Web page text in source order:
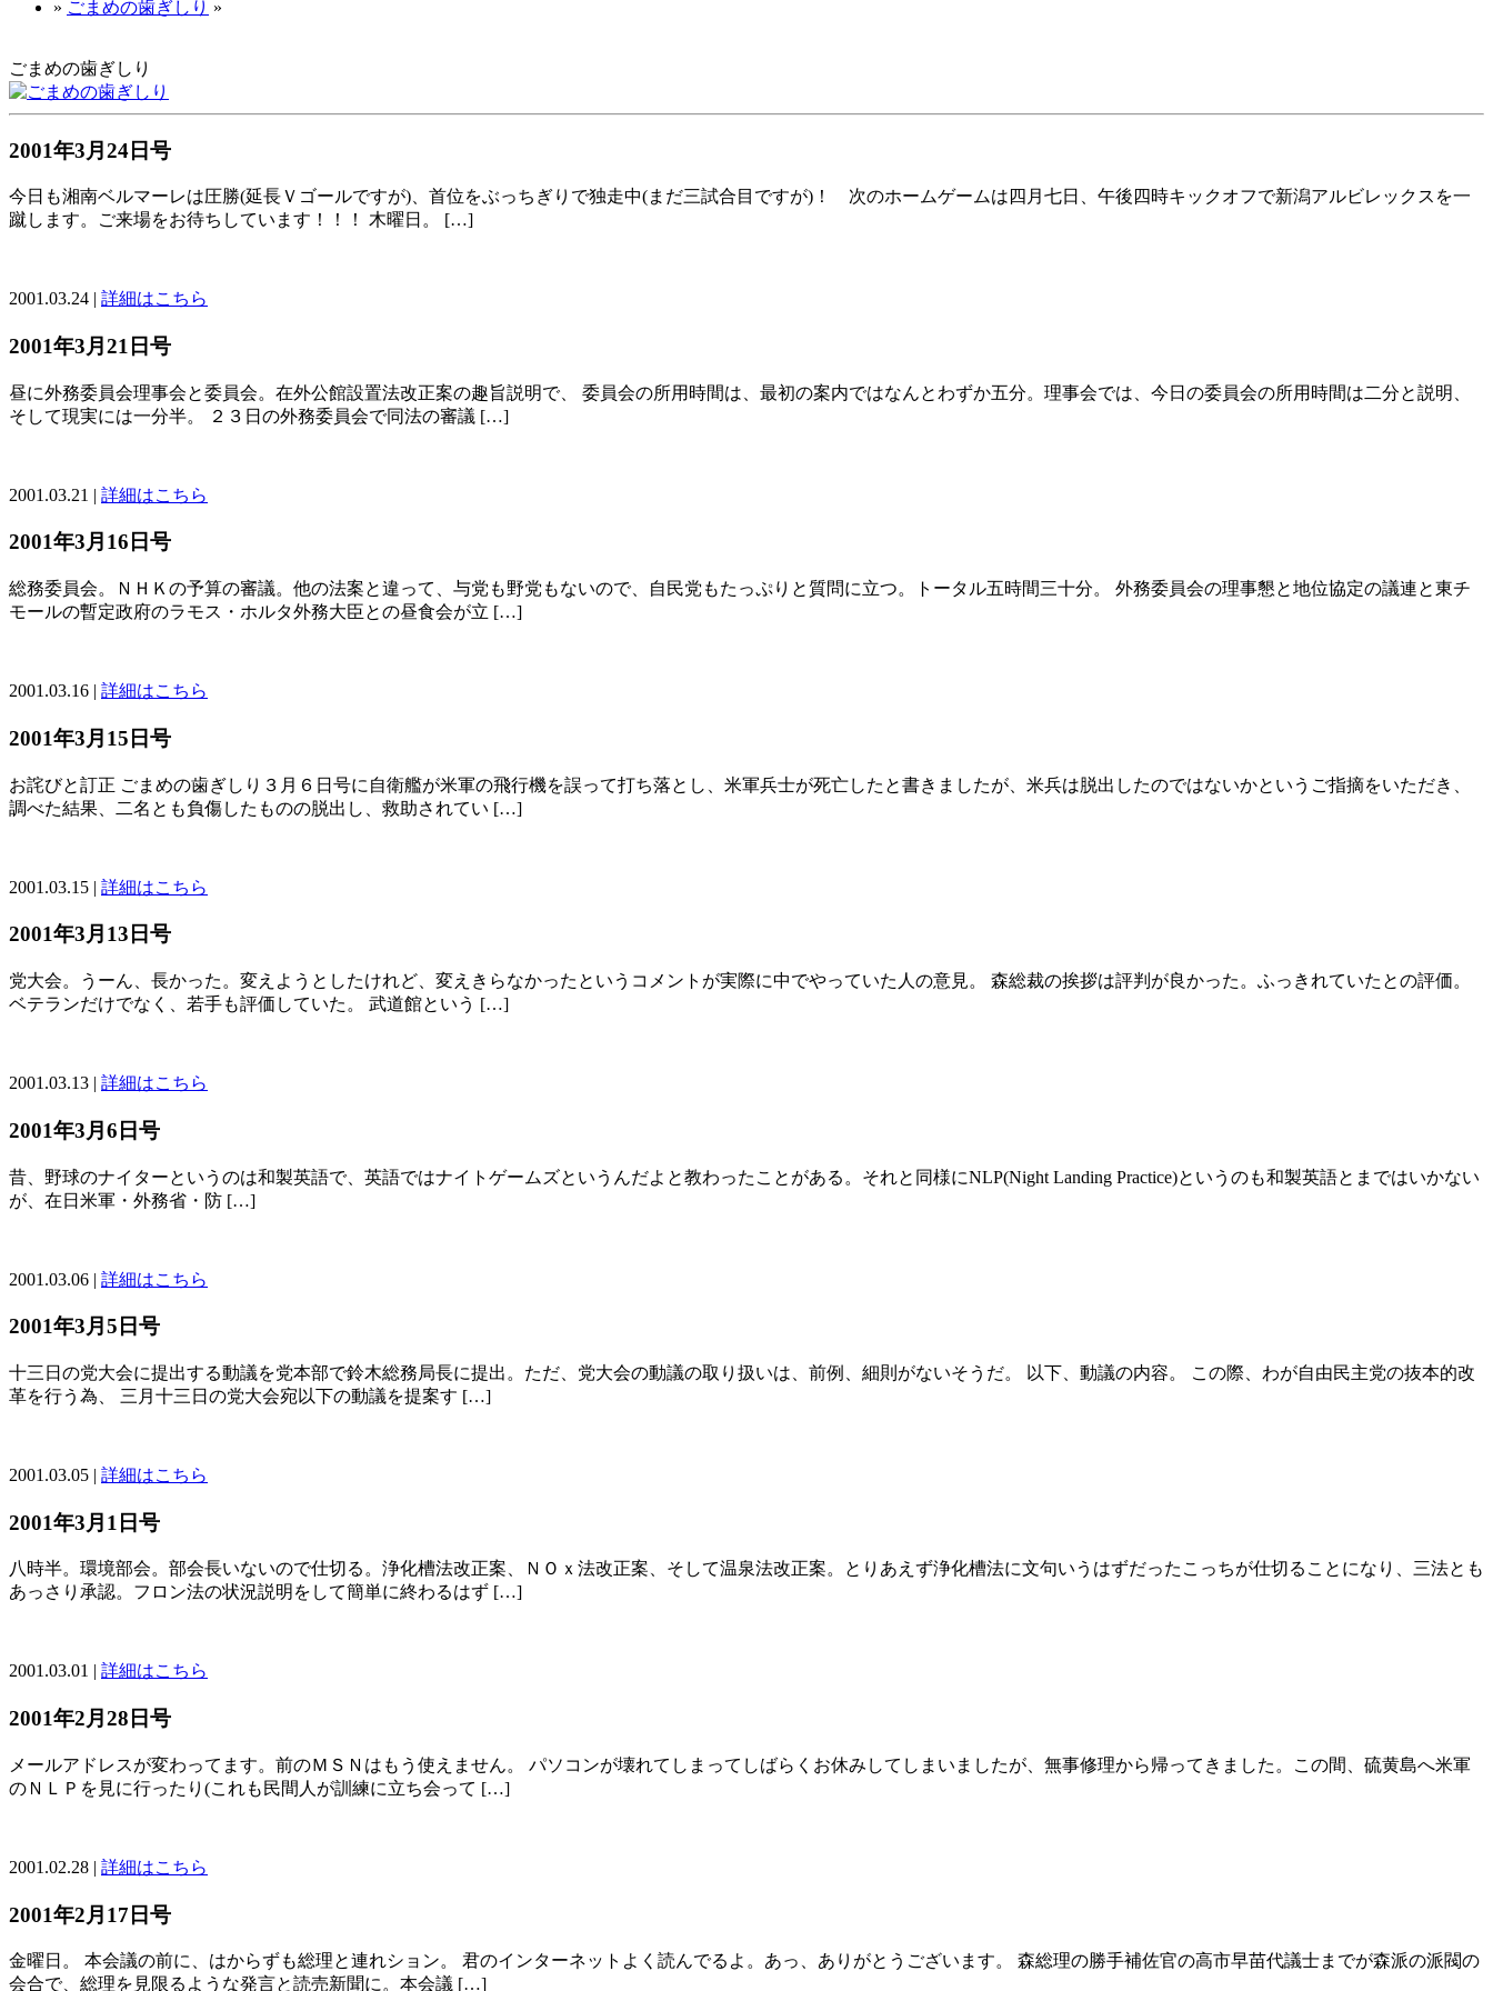
» ごまめの歯ぎしり »
ごまめの歯ぎしり
2001年3月24日号
今日も湘南ベルマーレは圧勝(延長Ｖゴールですが)、首位をぶっちぎりで独走中(まだ三試合目ですが)！ 次のホームゲームは四月七日、午後四時キックオフで新潟アルビレックスを一
蹴します。ご来場をお待ちしています！！！ 木曜日。 […]
2001.03.24 | 詳細はこちら
2001年3月21日号
昼に外務委員会理事会と委員会。在外公館設置法改正案の趣旨説明で、 委員会の所用時間は、最初の案内ではなんとわずか五分。理事会では、今日の委員会の所用時間は二分と説明、
そして現実には一分半。 ２３日の外務委員会で同法の審議 […]
2001.03.21 | 詳細はこちら
2001年3月16日号
総務委員会。ＮＨＫの予算の審議。他の法案と違って、与党も野党もないので、自民党もたっぷりと質問に立つ。トータル五時間三十分。 外務委員会の理事懇と地位協定の議連と東チ
モールの暫定政府のラモス・ホルタ外務大臣との昼食会が立 […]
2001.03.16 | 詳細はこちら
2001年3月15日号
お詫びと訂正 ごまめの歯ぎしり３月６日号に自衛艦が米軍の飛行機を誤って打ち落とし、米軍兵士が死亡したと書きましたが、米兵は脱出したのではないかというご指摘をいただき、
調べた結果、二名とも負傷したものの脱出し、救助されてい […]
2001.03.15 | 詳細はこちら
2001年3月13日号
党大会。うーん、長かった。変えようとしたけれど、変えきらなかったというコメントが実際に中でやっていた人の意見。 森総裁の挨拶は評判が良かった。ふっきれていたとの評価。
ベテランだけでなく、若手も評価していた。 武道館という […]
2001.03.13 | 詳細はこちら
2001年3月6日号
昔、野球のナイターというのは和製英語で、英語ではナイトゲームズというんだよと教わったことがある。それと同様にNLP(Night Landing Practice)というのも和製英語とまではいかない
が、在日米軍・外務省・防 […]
2001.03.06 | 詳細はこちら
2001年3月5日号
十三日の党大会に提出する動議を党本部で鈴木総務局長に提出。ただ、党大会の動議の取り扱いは、前例、細則がないそうだ。 以下、動議の内容。 この際、わが自由民主党の抜本的改
革を行う為、 三月十三日の党大会宛以下の動議を提案す […]
2001.03.05 | 詳細はこちら
2001年3月1日号
八時半。環境部会。部会長いないので仕切る。浄化槽法改正案、ＮＯｘ法改正案、そして温泉法改正案。とりあえず浄化槽法に文句いうはずだったこっちが仕切ることになり、三法とも
あっさり承認。フロン法の状況説明をして簡単に終わるはず […]
2001.03.01 | 詳細はこちら
2001年2月28日号
メールアドレスが変わってます。前のＭＳＮはもう使えません。 パソコンが壊れてしまってしばらくお休みしてしまいましたが、無事修理から帰ってきました。この間、硫黄島へ米軍
のＮＬＰを見に行ったり(これも民間人が訓練に立ち会って […]
2001.02.28 | 詳細はこちら
2001年2月17日号
金曜日。 本会議の前に、はからずも総理と連れション。 君のインターネットよく読んでるよ。あっ、ありがとうございます。 森総理の勝手補佐官の高市早苗代議士までが森派の派閥の
会合で、総理を見限るような発言と読売新聞に。本会議 […]